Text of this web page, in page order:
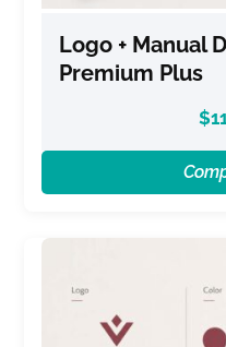
Logo + Manual
Premium Plus
$